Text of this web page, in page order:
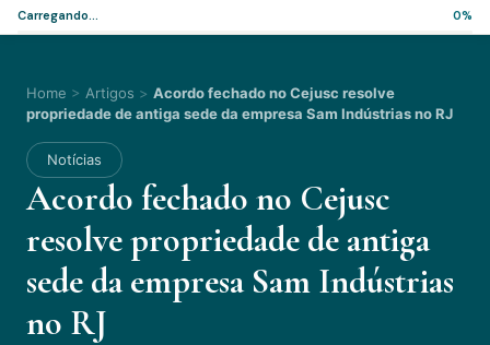
Home > Artigos > Acordo fechado no Cejusc resolve
propriedade de antiga sede da empresa Sam Indústrias no RJ
Notícias
Acordo fechado no Cejusc
resolve propriedade de antiga
sede da empresa Sam Indústrias
no RJ
Carregando... 0%